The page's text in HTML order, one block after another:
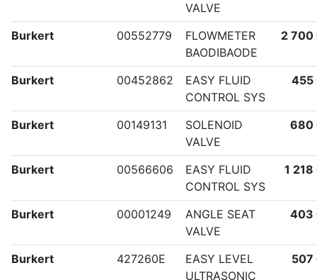
VALVE
Burkert 00552779
FLOWMETER
BAODIBAODE
2 700
Burkert 00452862
EASY FLUID
CONTROL SYS
455
Burkert 00149131
SOLENOID
VALVE
680
Burkert 00566606
EASY FLUID
CONTROL SYS
1 218
Burkert 00001249
ANGLE SEAT
VALVE
403
Burkert 427260E
EASY LEVEL
ULTRASONIC
507